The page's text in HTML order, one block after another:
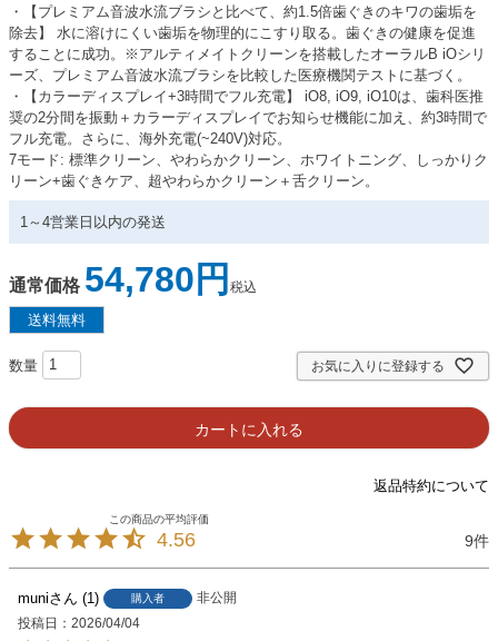
・【プレミアム音波水流ブラシと比べて、約1.5倍歯ぐきのキワの歯垢を
除去】 水に溶けにくい歯垢を物理的にこすり取る。歯ぐきの健康を促進
することに成功。※アルティメイトクリーンを搭載したオーラルB iOシリ
ーズ、プレミアム音波水流ブラシを比較した医療機関テストに基づく。
・【カラーディスプレイ+3時間でフル充電】 iO8, iO9, iO10は、歯科医推
奨の2分間を振動＋カラーディスプレイでお知らせ機能に加え、約3時間で
フル充電。さらに、海外充電(~240V)対応。
7モード: 標準クリーン、やわらかクリーン、ホワイトニング、しっかりク
リーン+歯ぐきケア、超やわらかクリーン＋舌クリーン。
1～4営業日以内の発送
通常価格 54,780 税込
お気に入りに登録する
カートに入れる
返品特約について
4.56 9
muni 1 購入者
非公開
投稿日
2026/04/04